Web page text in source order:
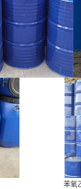
苯氧